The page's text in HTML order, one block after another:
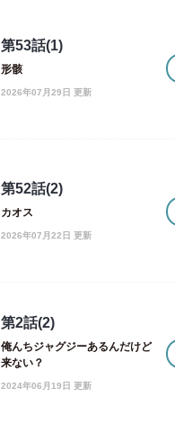
第53話(1)
形骸
2026年07月29日 更新
第52話(2)
カオス
2026年07月22日 更新
第2話(2)
俺んちジャグジーあるんだけど
来ない？
2024年06月19日 更新